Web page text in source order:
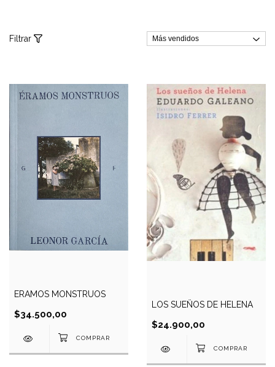
Filtrar
ERAMOS MONSTRUOS
$34.500,00
LOS SUEÑOS DE HELENA
$24.900,00